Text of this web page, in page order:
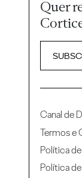
Quer
Canal de
Termos e
Política
Política